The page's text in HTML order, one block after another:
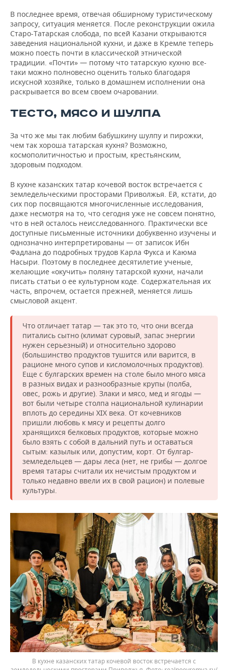
В последнее время, отвечая обширному туристическому
запросу, ситуация меняется. После реконструкции ожила
Старо-Татарская слобода, по всей Казани открываются
заведения национальной кухни, и даже в Кремле теперь
можно поесть почти в классической этнической
традиции. «Почти» — потому что татарскую кухню все-
таки можно полновесно оценить только благодаря
искусной хозяйке, только в домашнем исполнении она
раскрывается во всем своем очаровании.
ТЕСТО, МЯСО И ШУЛПА
За что же мы так любим бабушкину шулпу и пирожки,
чем так хороша татарская кухня? Возможно,
космополитичностью и простым, крестьянским,
здоровым подходом.
В кухне казанских татар кочевой восток встречается с
земледельческими просторами Приволжья. Ей, кстати, до
сих пор посвящаются многочисленные исследования,
даже несмотря на то, что сегодня уже не совсем понятно,
что в ней осталось неисследованного. Практически все
доступные письменные источники добуквенно изучены и
однозначно интерпретированы — от записок Ибн
Фадлана до подробных трудов Карла Фукса и Каюма
Насыри. Поэтому в последнее десятилетие ученые,
желающие «окучить» поляну татарской кухни, начали
писать статьи о ее культурном коде. Содержательная их
часть, впрочем, остается прежней, меняется лишь
смысловой акцент.
Что отличает татар — так это то, что они всегда
питались сытно (климат суровый, запас энергии
нужен серьезный) и относительно здорово
(большинство продуктов тушится или варится, в
рационе много супов и кисломолочных продуктов).
Еще с булгарских времен на столе было много мяса
в разных видах и разнообразные крупы (полба,
овес, рожь и другие). Злаки и мясо, мед и ягоды —
вот были четыре столпа национальной кулинарии
вплоть до середины XIX века. От кочевников
пришли любовь к мясу и рецепты долго
хранящихся белковых продуктов, которые можно
было взять с собой в дальний путь и оставаться
сытым: казылык или, допустим, корт. От булгар-
земледельцев — дары леса (нет, не грибы — долгое
время татары считали их нечистым продуктом и
только недавно ввели их в свой рацион) и полевые
культуры.
В кухне казанских татар кочевой восток встречается с